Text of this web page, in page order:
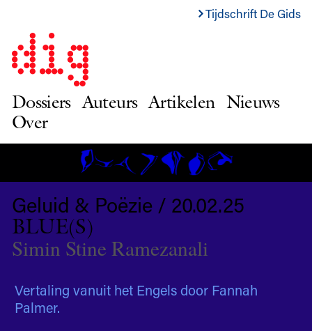
Tijdschrift De Gids
Dossiers Auteurs Artikelen Nieuws
Over
Geluid & Poëzie / 20.02.25
BLUE(S)
Simin Stine Ramezanali
Vertaling vanuit het Engels door Fannah
Palmer.